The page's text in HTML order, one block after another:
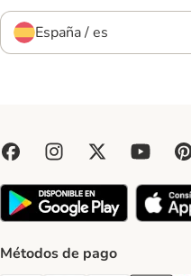
España / es
Métodos de pago